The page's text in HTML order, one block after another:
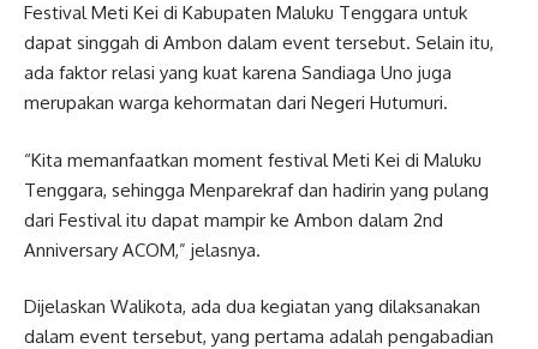
Festival Meti Kei di Kabupaten Maluku Tenggara untuk
dapat singgah di Ambon dalam event tersebut. Selain itu,
ada faktor relasi yang kuat karena Sandiaga Uno juga
merupakan warga kehormatan dari Negeri Hutumuri.
“Kita memanfaatkan moment festival Meti Kei di Maluku
Tenggara, sehingga Menparekraf dan hadirin yang pulang
dari Festival itu dapat mampir ke Ambon dalam 2nd
Anniversary ACOM,” jelasnya.
Dijelaskan Walikota, ada dua kegiatan yang dilaksanakan
dalam event tersebut, yang pertama adalah pengabadian